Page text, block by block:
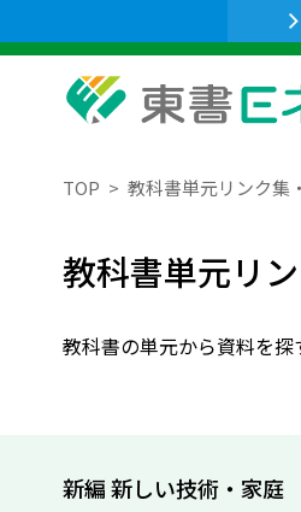
TOP 教科書単元リンク集
教科書単元リ
教科書の単元から資料を探
新編 新しい技術・家